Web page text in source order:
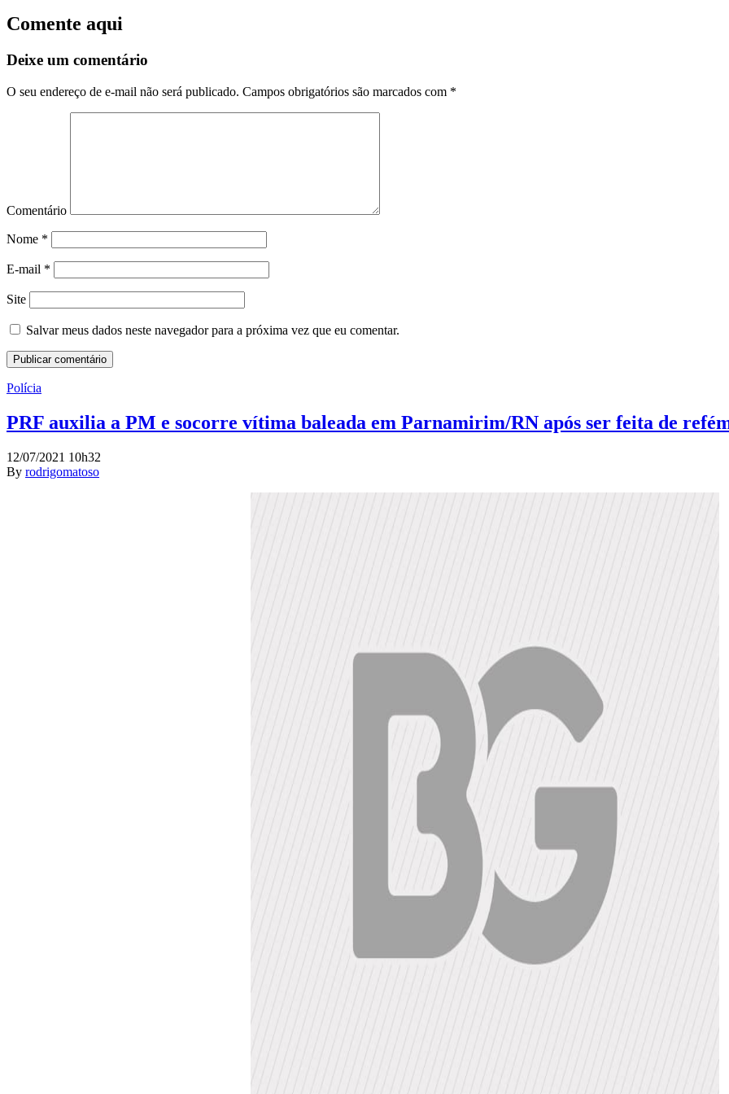
Comente aqui
Deixe um comentário
O seu endereço de e-mail não será publicado. Campos obrigatórios são marcados com *
Comentário
Nome *
E-mail *
Site
Salvar meus dados neste navegador para a próxima vez que eu comentar.
Polícia
PRF auxilia a PM e socorre vítima baleada em Parnamirim/RN após ser feita de
12/07/2021 10h32
By rodrigomatoso